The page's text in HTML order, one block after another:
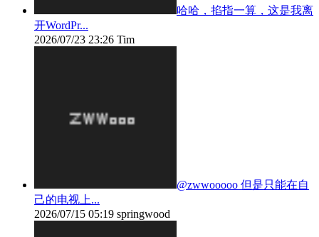
哈哈，掐指一算，这是我离
开WordPr...
2026/07/23 23:26 Tim
@zwwooooo 但是只能在自
己的电视上...
2026/07/15 05:19 springwood